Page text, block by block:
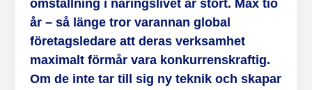
omställning i näringslivet är stort. Max tio
år – så länge tror varannan global
företagsledare att deras verksamhet
maximalt förmår vara konkurrenskraftig.
Om de inte tar till sig ny teknik och skapar